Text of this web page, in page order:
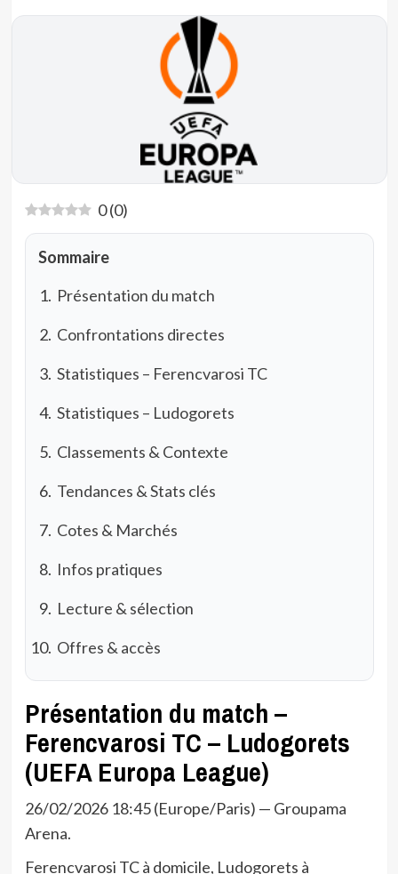
0(0)
Sommaire
Présentation du match
Confrontations directes
Statistiques – Ferencvarosi TC
Statistiques – Ludogorets
Classements & Contexte
Tendances & Stats clés
Cotes & Marchés
Infos pratiques
Lecture & sélection
Offres & accès
Présentation du match –
Ferencvarosi TC – Ludogorets
(UEFA Europa League)
26/02/2026 18:45 (Europe/Paris) — Groupama
Arena.
Ferencvarosi TC à domicile, Ludogorets à